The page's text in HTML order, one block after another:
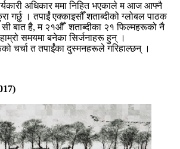
अधिकार ममा निहित भएकाले म आज आफ्नै
गर्छु । तपाईंं एक्काइसौँ शताब्दीको ग्लोबल पाठक
बात है, म २१औँ शताब्दीका २१ फिल्महरूको नै
समयमा बनेका सिर्जनाहरू हुन् ।
चर्चा त तपाईंंका दुस्मनहरूले गरिहाल्छन् ।